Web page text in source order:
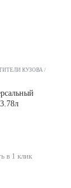
КУЗОВА
в 1 клик